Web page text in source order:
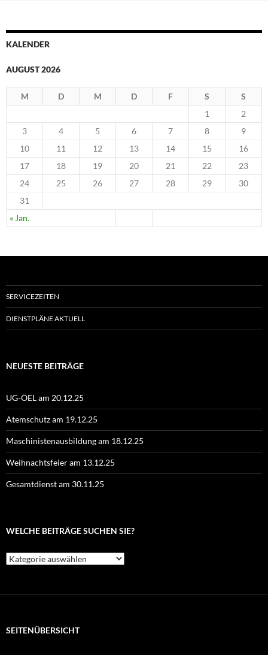
KALENDER
AUGUST 2026
M D M D F S S
« Jan.
1
2
3
4 5 6 7 8
9
10
11 12 13 14 15
16
17
18 19 20 21 22
23
24
25 26 27 28 29
30
31
SERVICEZEITEN
DIENSTPLÄNE AKTUELL
NEUESTE BEITRÄGE
UG-ÖEL am 20.12.25
Atemschutz am 19.12.25
Maschinistenausbildung am 18.12.25
Weihnachtsfeier am 13.12.25
Gesamtdienst am 30.11.25
WELCHE BEITRÄGE SUCHEN SIE?
Welche
Beiträge
SEITENÜBERSICHT